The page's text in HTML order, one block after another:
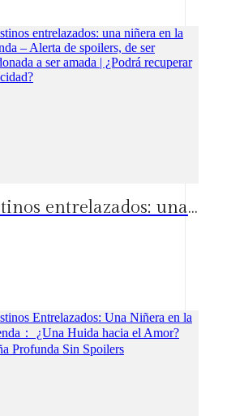
Destinos entrelazados: una niñera en la hacienda – Alerta de spoilers, de ser abandonada a ser amada | ¿Podrá recuperar la felicidad?